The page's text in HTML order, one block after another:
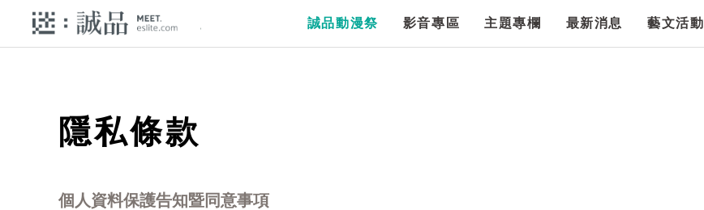
誠品動漫祭 影音專區 主題專欄 最新消息 藝文活動
隱私條款
個人資料保護告知暨同意事項